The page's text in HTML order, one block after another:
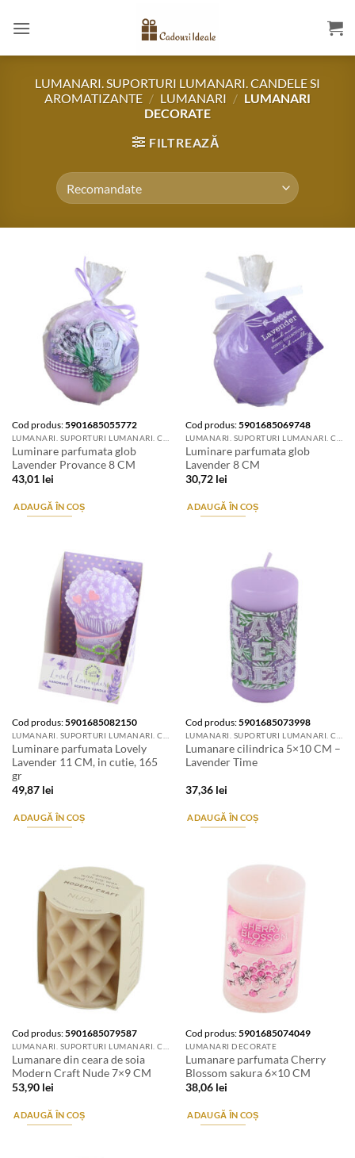
LUMANARI. SUPORTURI LUMANARI. CANDELE SI
AROMATIZANTE / LUMANARI / LUMANARI
DECORATE
FILTREAZĂ
Cod produs:5901685055772
Luminare parfumata glob
Lavender Provance 8 CM
43,01 lei
ADAUGĂ ÎN COȘ
Cod produs:5901685069748
Luminare parfumata glob
Lavender 8 CM
30,72 lei
ADAUGĂ ÎN COȘ
Cod produs:5901685082150
Luminare parfumata Lovely
Lavender 11 CM, in cutie, 165
gr
49,87 lei
ADAUGĂ ÎN COȘ
Cod produs:5901685073998
Lumanare cilindrica 5×10 CM –
Lavender Time
37,36 lei
ADAUGĂ ÎN COȘ
Cod produs:5901685079587
Lumanare din ceara de soia
Modern Craft Nude 7×9 CM
53,90 lei
ADAUGĂ ÎN COȘ
Cod produs:5901685074049
LUMANARI DECORATE
Lumanare parfumata Cherry
Blossom sakura 6×10 CM
38,06 lei
ADAUGĂ ÎN COȘ